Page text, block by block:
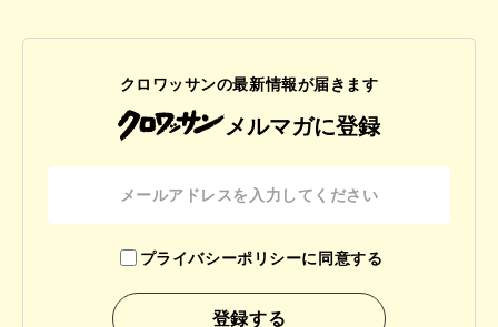
クロワッサンの最新情報が届きます
メルマガに登録
プライバシーポリシーに同意する